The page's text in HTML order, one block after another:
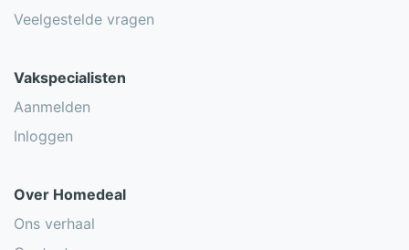
Veelgestelde vragen
Vakspecialisten
Aanmelden
Inloggen
Over Homedeal
Ons verhaal